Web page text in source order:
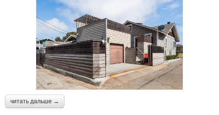
читать дальше →